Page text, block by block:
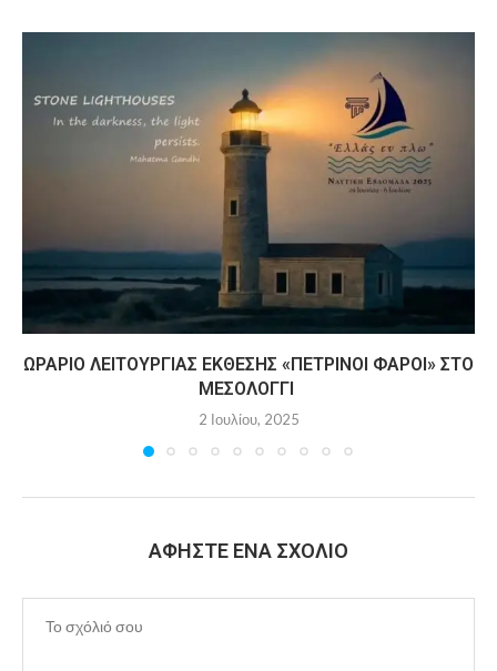
ΩΡΆΡΙΟ ΛΕΙΤΟΥΡΓΊΑΣ ΈΚΘΕΣΗΣ «ΠΈΤΡΙΝΟΙ ΦΆΡΟΙ» ΣΤΟ
ΜΕΣΟΛΌΓΓΙ
2 Ιουλίου, 2025
ΑΦΉΣΤΕ ΈΝΑ ΣΧΌΛΙΟ